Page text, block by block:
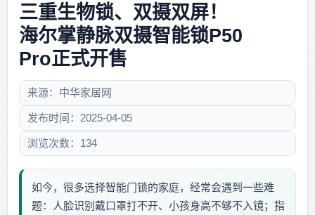
三重生物锁、双摄双屏！
海尔掌静脉双摄智能锁P50
Pro正式开售
来源：中华家居网
发布时间：2025-04-05
浏览次数：134
如今，很多选择智能门锁的家庭，经常会遇到一些难
题：人脸识别戴口罩打不开、小孩身高不够不入镜；指